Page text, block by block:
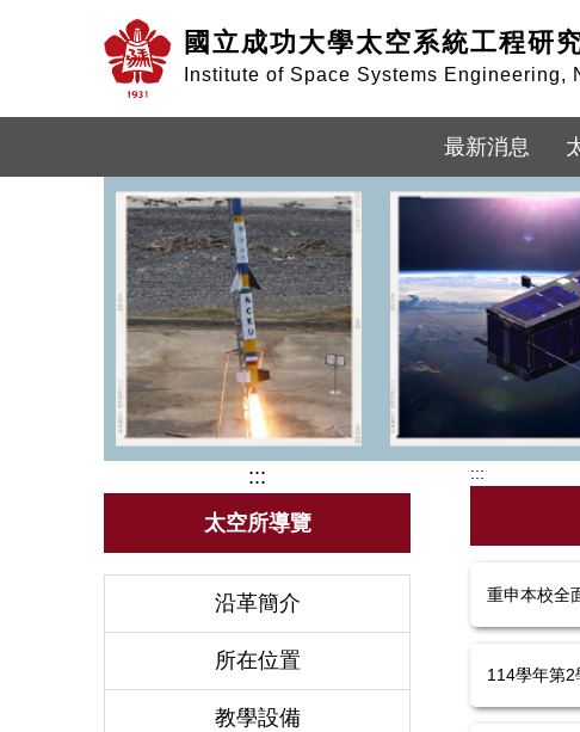
內
國立成功大學太空系統工程研
Institute of Space Systems Engineering,
最新消息
:::
太空所導覽
沿革簡介
所在位置
教學設備
:::
重申本校全
114學年第